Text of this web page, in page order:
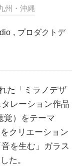
州・沖縄
, プロダクトデ
た「ミラノデザ
レーション作品
覚）をテーマ
クリエーション
を生む」ガラス
た。